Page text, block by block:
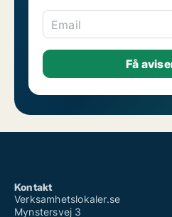
Email
Kontakt
Verksamhetslokaler.se
Mynstersvej 3